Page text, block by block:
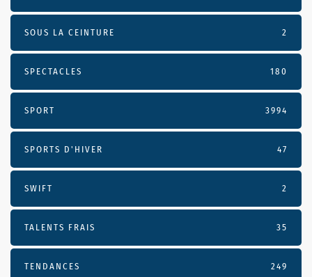
SOUS LA CEINTURE 2
SPECTACLES 180
SPORT 3994
SPORTS D'HIVER 47
SWIFT 2
TALENTS FRAIS 35
TENDANCES 249